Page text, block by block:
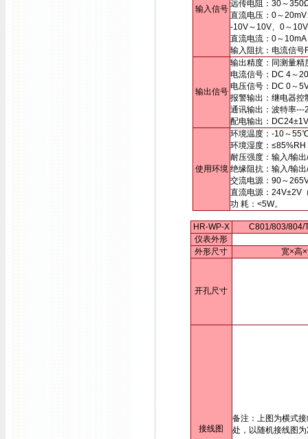
输入信号
远传电阻：30～
直流电压：0～
-10V～10V、0～
直流电流：0～
输入阻抗：电流信
输出信号
输出精度：同测量精
电流信号：DC 4～
电压信号：DC 0～
报警输出：继电器控
通讯输出：波特率
配电输出：
使用环境
环境温度：-10～
环境湿度：
耐压强度：输入/输
绝缘阻抗：输入/输
交流电源：90～
直流电源：24V±2V
功 耗：<5W。
HR-WP-X
C801/803/804/
仪表外形
外形尺寸
宽×高
开孔尺寸
接线图
备注：上图为横式
处，以随机接线图